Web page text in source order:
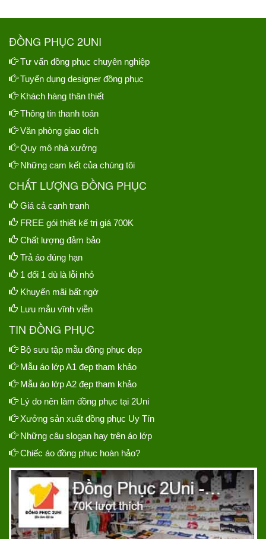
ĐỒNG PHỤC 2UNI
Tư vấn đồng phục chuyên nghiệp
Tuyển dụng designer đồng phục
Khách hàng thân thiết
Thông tin thanh toán
Văn phòng giao dịch
Quy mô nhà xưởng
Những cam kết của chúng tôi
CHẤT LƯỢNG ĐỒNG PHỤC
Giá cả cạnh tranh
FREE gói thiết kế trị giá 700K
Chất lượng đảm bảo
Trả áo đúng hạn
1 đổi 1 dù là lỗi nhỏ
Khuyến mãi bất ngờ
Lưu mẫu vĩnh viễn
TIN ĐỒNG PHỤC
Bộ sưu tập mẫu đồng phục đẹp
Mẫu áo lớp A1 đẹp tham khảo
Mẫu áo lớp A2 đẹp tham khảo
Lý do nên làm đồng phục tại 2Uni
Xưởng sản xuất đồng phục Uy Tín
Những câu slogan hay trên áo lớp
Chiếc áo đồng phục hoàn hảo?